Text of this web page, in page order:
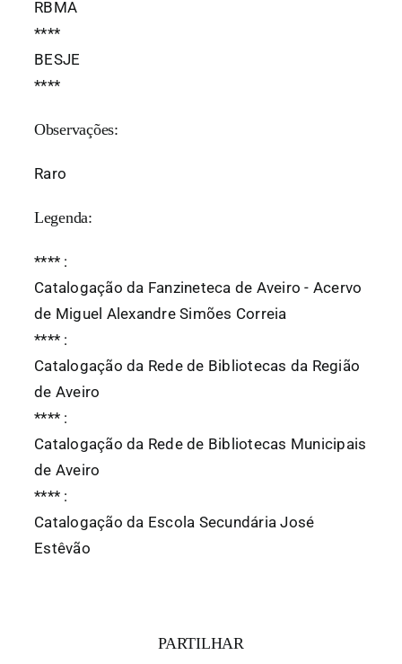
RBMA
****
BESJE
****
Observações:
Raro
Legenda:
**** :
Catalogação da Fanzineteca de Aveiro - Acervo
de Miguel Alexandre Simões Correia
**** :
Catalogação da Rede de Bibliotecas da Região
de Aveiro
**** :
Catalogação da Rede de Bibliotecas Municipais
de Aveiro
**** :
Catalogação da Escola Secundária José
Estêvão
PARTILHAR